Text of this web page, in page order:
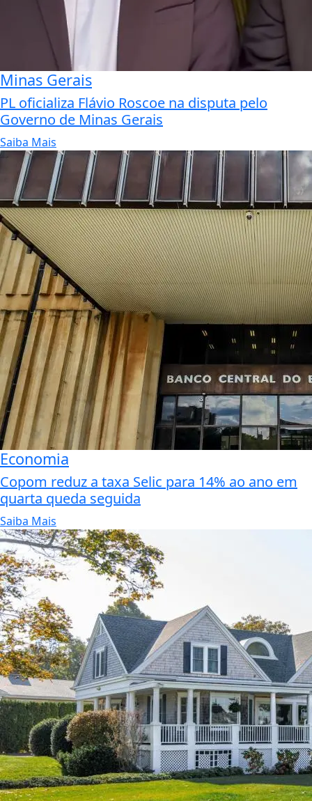
Minas Gerais
PL oficializa Flávio Roscoe na disputa pelo
Governo de Minas Gerais
Saiba Mais
Economia
Copom reduz a taxa Selic para 14% ao ano em
quarta queda seguida
Saiba Mais